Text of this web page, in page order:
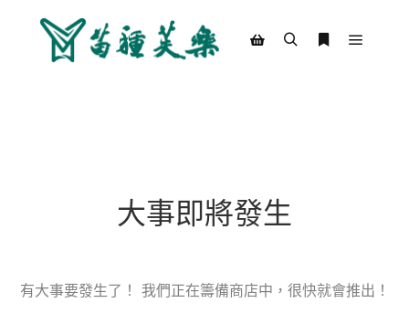
大事即將發生
有大事要發生了！ 我們正在籌備商店中，很快就會推出！